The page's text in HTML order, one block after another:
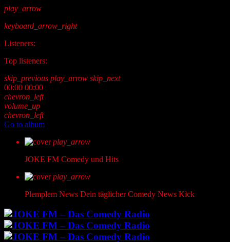
play_arrow
keyboard_arrow_right
Listeners:
Top listeners:
skip_previous play_arrow skip_next
00:00 00:00
chevron_left
volume_up
chevron_left
Go to album
play_arrow
JOKE FM Comedy und Hits
play_arrow
Plemplem News Dein täglicher Comedy News Kick